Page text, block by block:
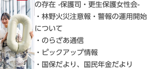
の存在 -保護司・更生保護女性会-
・林野火災注意報・警報の運用開始
について
・のらざあ通信
・ピックアップ情報
・国保だより、国民年金だより